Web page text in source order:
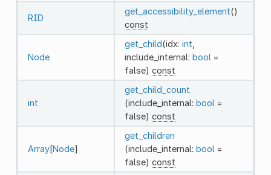
RID
get_accessibility_element()
const
Node
get_child(idx: int
include_internal: bool =
false) const
int
get_child_count
(include_internal: bool =
false) const
Array[Node]
get_children
(include_internal: bool =
false) const